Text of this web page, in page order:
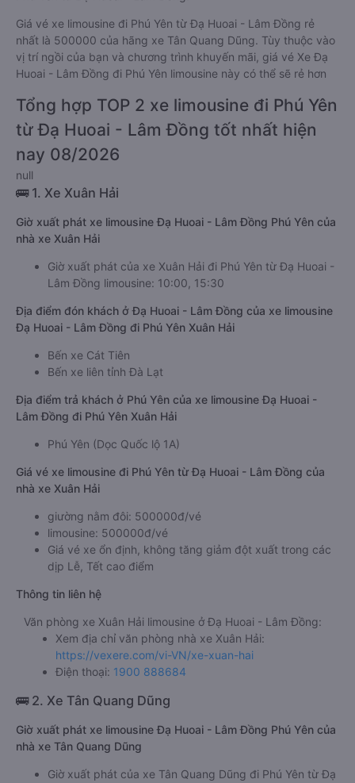
Giá vé xe limousine đi Phú Yên từ Đạ Huoai - Lâm Đồng rẻ
nhất là 500000 của hãng xe Tân Quang Dũng. Tùy thuộc vào
vị trí ngồi của bạn và chương trình khuyến mãi, giá vé Xe Đạ
Huoai - Lâm Đồng đi Phú Yên limousine này có thể sẽ rẻ hơn
Tổng hợp TOP 2 xe limousine đi Phú Yên
từ Đạ Huoai - Lâm Đồng tốt nhất hiện
nay 08/2026
null
🚌 1. Xe Xuân Hải
Giờ xuất phát xe limousine Đạ Huoai - Lâm Đồng Phú Yên của
nhà xe Xuân Hải
Giờ xuất phát của xe Xuân Hải đi Phú Yên từ Đạ Huoai -
Lâm Đồng limousine: 10:00, 15:30
Địa điểm đón khách ở Đạ Huoai - Lâm Đồng của xe limousine
Đạ Huoai - Lâm Đồng đi Phú Yên Xuân Hải
Bến xe Cát Tiên
Bến xe liên tỉnh Đà Lạt
Địa điểm trả khách ở Phú Yên của xe limousine Đạ Huoai -
Lâm Đồng đi Phú Yên Xuân Hải
Phú Yên (Dọc Quốc lộ 1A)
Giá vé xe limousine đi Phú Yên từ Đạ Huoai - Lâm Đồng của
nhà xe Xuân Hải
giường nằm đôi: 500000đ/vé
limousine: 500000đ/vé
Giá vé xe ổn định, không tăng giảm đột xuất trong các
dịp Lễ, Tết cao điểm
Thông tin liên hệ
Văn phòng xe Xuân Hải limousine ở Đạ Huoai - Lâm Đồng:
Xem địa chỉ văn phòng nhà xe Xuân Hải:
https://vexere.com/vi-VN/xe-xuan-hai
Điện thoại: 1900 888684
🚌 2. Xe Tân Quang Dũng
Giờ xuất phát xe limousine Đạ Huoai - Lâm Đồng Phú Yên của
nhà xe Tân Quang Dũng
Giờ xuất phát của xe Tân Quang Dũng đi Phú Yên từ Đạ